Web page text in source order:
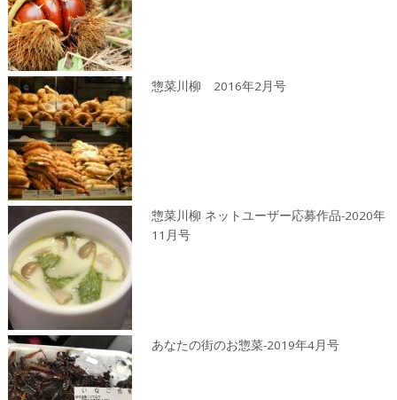
惣菜川柳 2016年2月号
惣菜川柳 ネットユーザー応募作品-2020年
11月号
あなたの街のお惣菜-2019年4月号